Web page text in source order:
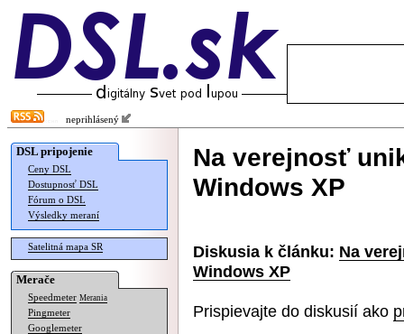
neprihlásený
DSL pripojenie
Ceny DSL
Dostupnosť DSL
Fórum o DSL
Výsledky meraní
Satelitná mapa SR
Merače
Speedmeter Merania
Pingmeter
Googlemeter
Na verejnosť
Windows XP
Diskusia k článku: Na
Windows XP
Prispievajte do diskusií ako